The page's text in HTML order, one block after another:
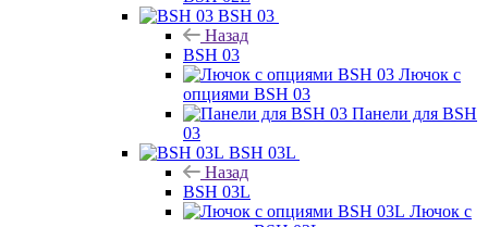
BSH 03
Назад
BSH 03
Лючок с
опциями BSH 03
Панели для BSH
03
BSH 03L
Назад
BSH 03L
Лючок с